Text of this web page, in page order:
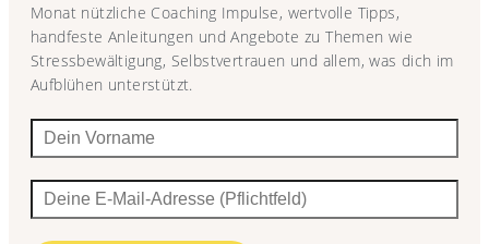
Monat nützliche Coaching Impulse, wertvolle Tipps,
handfeste Anleitungen und Angebote zu Themen wie
Stressbewältigung, Selbstvertrauen und allem, was dich im
Aufblühen unterstützt.